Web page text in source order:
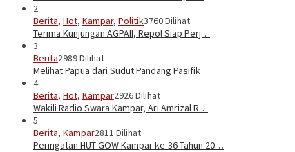
2
Berita, Hot, Kampar, Politik3760 Dilihat
Terima Kunjungan AGPAII, Repol Siap Perj…
3
Berita2989 Dilihat
Melihat Papua dari Sudut Pandang Pasifik
4
Berita, Hot, Kampar2926 Dilihat
Wakili Radio Swara Kampar, Ari Amrizal R…
5
Berita, Kampar2811 Dilihat
Peringatan HUT GOW Kampar ke-36 Tahun 20…